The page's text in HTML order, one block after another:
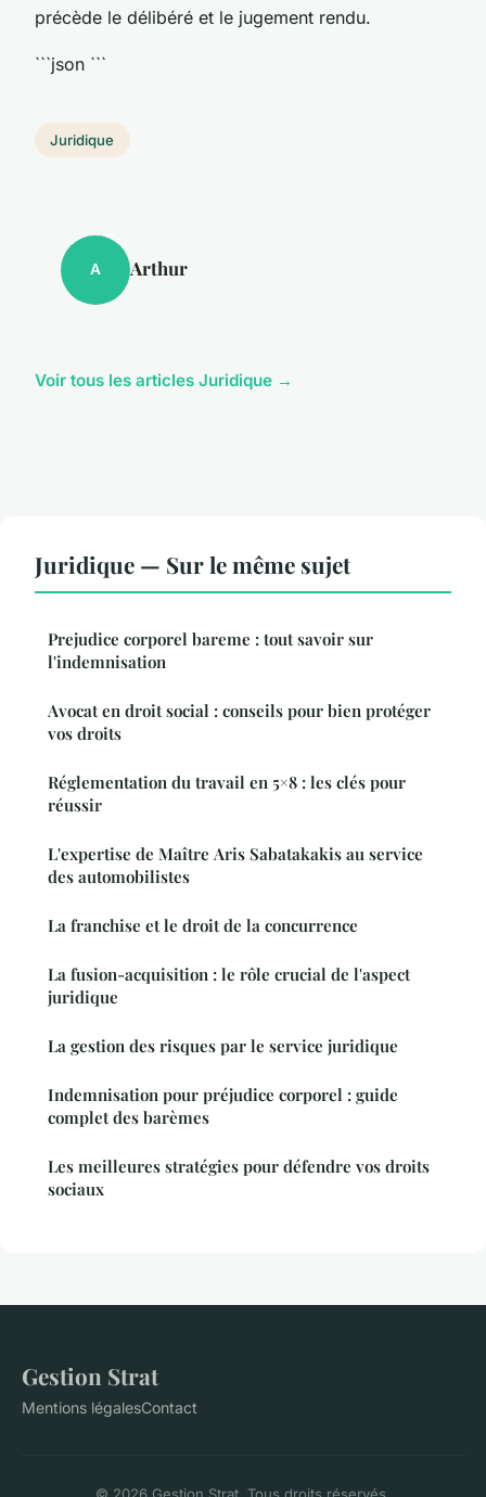
précède le délibéré et le jugement rendu.
```json ```
Juridique
A Arthur
Voir tous les articles Juridique →
Juridique — Sur le même sujet
Prejudice corporel bareme : tout savoir sur
l'indemnisation
Avocat en droit social : conseils pour bien protéger
vos droits
Réglementation du travail en 5×8 : les clés pour
réussir
L'expertise de Maître Aris Sabatakakis au service
des automobilistes
La franchise et le droit de la concurrence
La fusion-acquisition : le rôle crucial de l'aspect
juridique
La gestion des risques par le service juridique
Indemnisation pour préjudice corporel : guide
complet des barèmes
Les meilleures stratégies pour défendre vos droits
sociaux
Gestion Strat
Mentions légalesContact